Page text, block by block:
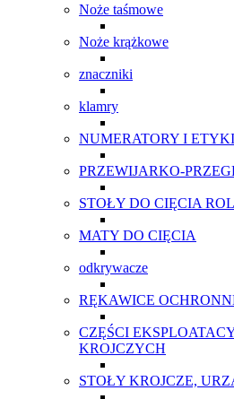
Noże taśmowe
Noże krążkowe
znaczniki
klamry
NUMERATORY I
PRZEWIJARKO-
STOŁY DO CIĘCIA
MATY DO CIĘCIA
odkrywacze
RĘKAWICE
CZĘŚCI
KROJCZYCH
STOŁY KROJCZE,